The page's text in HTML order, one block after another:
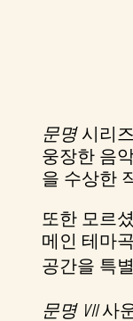
A
c
c
e
문명시리
웅장한 음
을 수상한
또한 모르
메인 테마
공간을 특
문명 VII사